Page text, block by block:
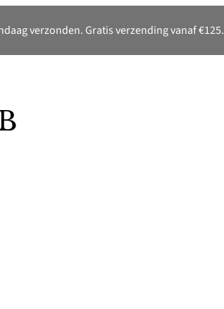
verzonden. Gratis verzending vanaf €125.